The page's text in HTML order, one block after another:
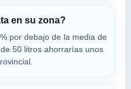
Ppi 6, Se...
en su zona?
por debajo de la media de
50 litros ahorrarías unos